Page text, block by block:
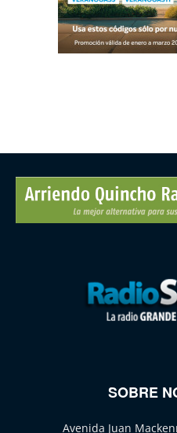
SOBRE
Avenida Juan